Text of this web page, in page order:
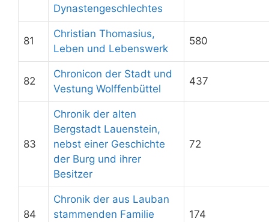
Dynastengeschlechtes
81
Christian Thomasius,
Leben und Lebenswerk
580
82
Chronicon der Stadt und
Vestung Wolffenbüttel
437
83
Chronik der alten
Bergstadt Lauenstein,
nebst einer Geschichte
der Burg und ihrer
Besitzer
72
84
Chronik der aus Lauban
stammenden Familie
174